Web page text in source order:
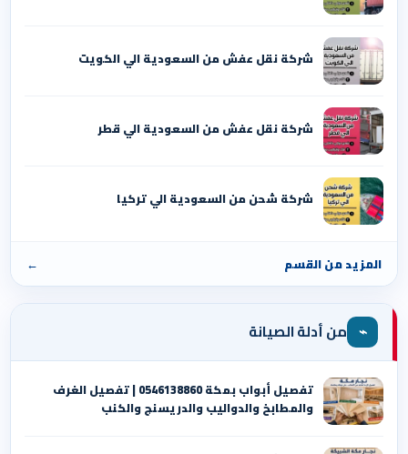
شركة نقل عفش من السعودية الي الكويت
شركة نقل عفش من السعودية الي قطر
شركة شحن من السعودية الي تركيا
المزيد من القسم ←
⌁ من أدلة الصيانة
تفصيل أبواب بمكة 0546138860 | تفصيل الغرف
والمطابخ والدواليب والدريسنج والكنب